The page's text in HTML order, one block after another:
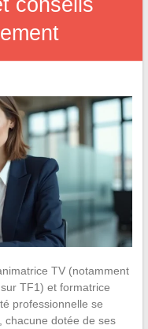
conseils
TV (notamment
TF1) et formatrice
professionnelle se
chacune dotée de ses